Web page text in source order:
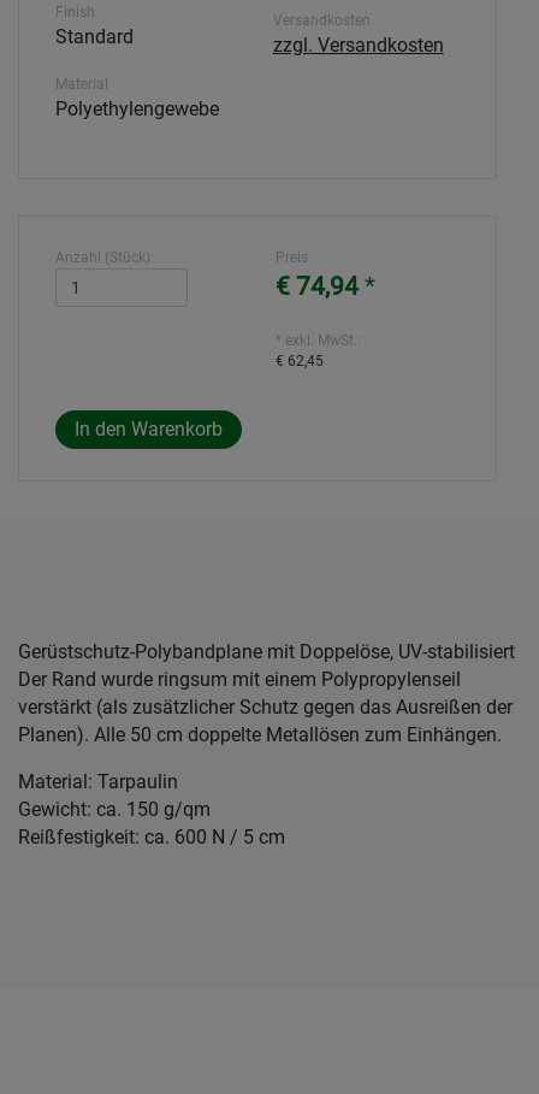
Finish
Standard
Material
Polyethylengewebe
Versandkosten
zzgl. Versandkosten
Anzahl (Stück): Preis
€ 74,94*
* exkl. MwSt.:
€ 62,45
Gerüstschutz-Polybandplane mit Doppelöse, UV-stabilisiert
Der Rand wurde ringsum mit einem Polypropylenseil
verstärkt (als zusätzlicher Schutz gegen das Ausreißen der
Planen). Alle 50 cm doppelte Metallösen zum Einhängen.
Material: Tarpaulin
Gewicht: ca. 150 g/qm
Reißfestigkeit: ca. 600 N / 5 cm